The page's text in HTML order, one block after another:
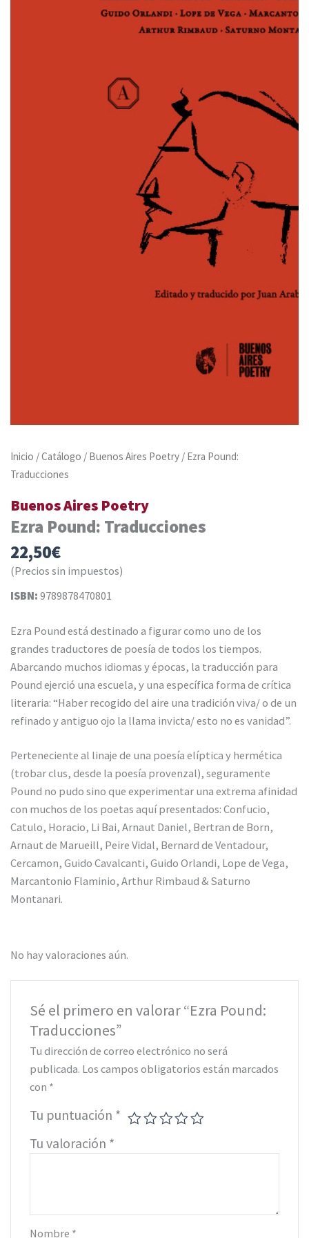
Inicio /Catálogo / Buenos Aires Poetry / Ezra Pound:
Traducciones
Buenos Aires Poetry
Ezra Pound: Traducciones
22,50€
(Precios sin impuestos)
ISBN: 9789878470801
Ezra Pound está destinado a figurar como uno de los
grandes traductores de poesía de todos los tiempos.
Abarcando muchos idiomas y épocas, la traducción para
Pound ejerció una escuela, y una específica forma de crítica
literaria: “Haber recogido del aire una tradición viva/ o de un
refinado y antiguo ojo la llama invicta/ esto no es vanidad”.
Perteneciente al linaje de una poesía elíptica y hermética
(trobar clus, desde la poesía provenzal), seguramente
Pound no pudo sino que experimentar una extrema afinidad
con muchos de los poetas aquí presentados: Confucio,
Catulo, Horacio, Li Bai, Arnaut Daniel, Bertran de Born,
Arnaut de Marueill, Peire Vidal, Bernard de Ventadour,
Cercamon, Guido Cavalcanti, Guido Orlandi, Lope de Vega,
Marcantonio Flaminio, Arthur Rimbaud & Saturno
Montanari.
No hay valoraciones aún.
Sé el primero en valorar “Ezra Pound:
Traducciones”
Tu dirección de correo electrónico no será
publicada. Los campos obligatorios están marcados
con *
Tu puntuación *
Tu valoración *
Nombre *